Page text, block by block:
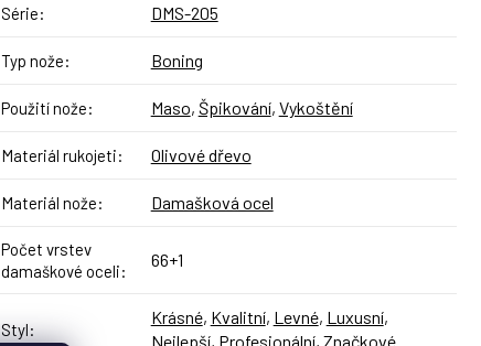
Série: DMS-205
Typ nože: Boning
Použití nože: Maso, Špikování, Vykoštění
Materiál rukojeti: Olivové dřevo
Materiál nože: Damašková ocel
Počet vrstev
damaškové oceli:
66+1
Styl:
Krásné, Kvalitní, Levné, Luxusní,
Nejlepší, Profesionální, Značkové